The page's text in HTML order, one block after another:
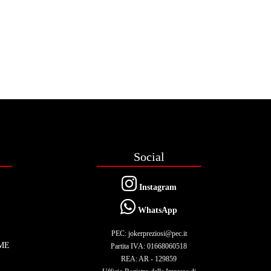
Social
Instagram
WhatsApp
PEC: jokerpreziosi@pec.it
Partita IVA: 01668060518
REA: AR - 129859